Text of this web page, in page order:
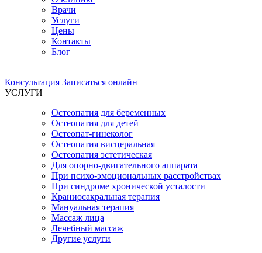
Врачи
Услуги
Цены
Контакты
Блог
Консультация Записаться онлайн
УСЛУГИ
Остеопатия для беременных
Остеопатия для детей
Остеопат-гинеколог
Остеопатия висцеральная
Остеопатия эстетическая
Для опорно-двигательного аппарата
При психо-эмоциональных расстройствах
При синдроме хронической усталости
Краниосакральная терапия
Мануальная терапия
Массаж лица
Лечебный массаж
Другие услуги